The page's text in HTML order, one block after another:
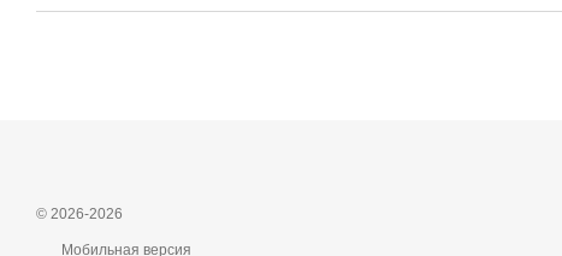
© 2026-2026
Мобильная версия